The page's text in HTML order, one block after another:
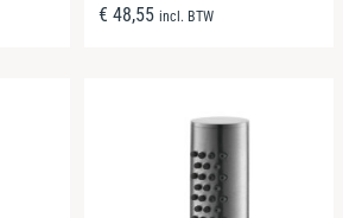
€ 48,55 incl. BTW